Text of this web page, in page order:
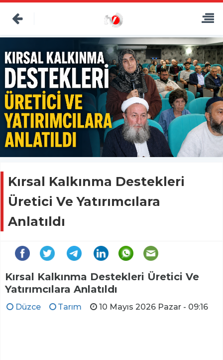
Kırsal Kalkınma Destekleri
Üretici Ve Yatırımcılara
Anlatıldı
Kırsal Kalkınma Destekleri Üretici Ve
Yatırımcılara Anlatıldı
Düzce Tarım 10 Mayıs 2026 Pazar - 09:16